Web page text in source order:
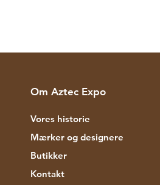
Om Aztec Expo
Vores historie
Mærker og designere
Butikker
Kontakt